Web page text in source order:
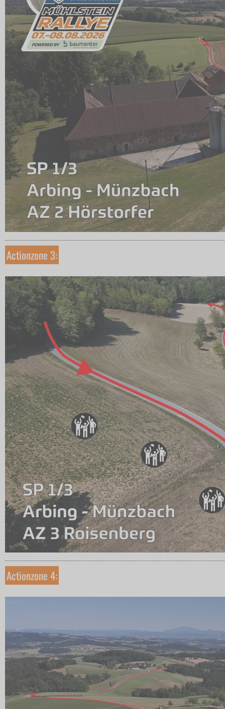
Actionzone 3:
Actionzone 4: